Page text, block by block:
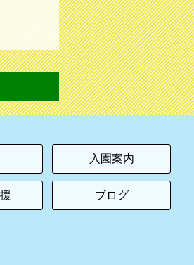
入園案内
ブログ